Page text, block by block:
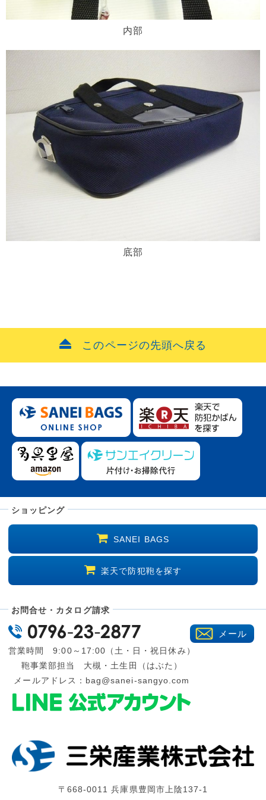
内部
底部
このページの先頭へ戻る
ショッピング
SANEI BAGS
楽天で防犯鞄を探す
お問合せ・カタログ請求
営業時間 9:00～17:00（土・日・祝日休み）
鞄事業部担当 大槻・土生田（はぶた）
メールアドレス： bag@sanei-sangyo.com
メール
〒668-0011 兵庫県豊岡市上陰137-1